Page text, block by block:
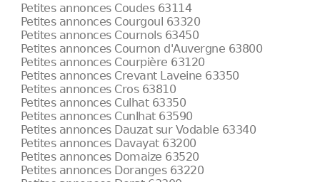
Petites annonces Coudes 63114
Petites annonces Courgoul 63320
Petites annonces Cournols 63450
Petites annonces Cournon d'Auvergne 63800
Petites annonces Courpière 63120
Petites annonces Crevant Laveine 63350
Petites annonces Cros 63810
Petites annonces Culhat 63350
Petites annonces Cunlhat 63590
Petites annonces Dauzat sur Vodable 63340
Petites annonces Davayat 63200
Petites annonces Domaize 63520
Petites annonces Doranges 63220